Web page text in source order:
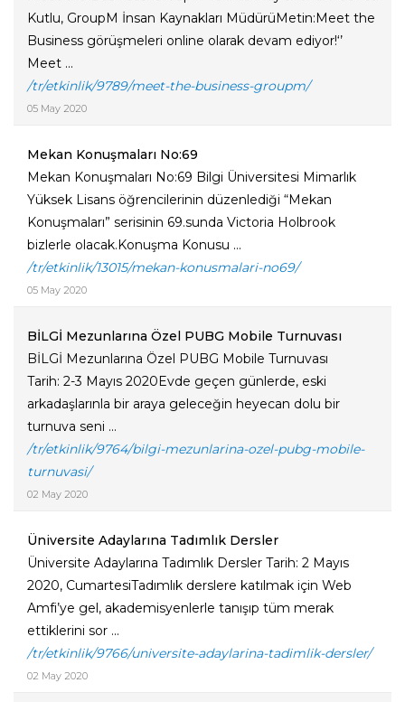
Kutlu, GroupM İnsan Kaynakları MüdürüMetin:Meet the
Business görüşmeleri online olarak devam ediyor!‘’
Meet ...
/tr/etkinlik/9789/meet-the-business-groupm/
05 May 2020
Mekan Konuşmaları No:69
Mekan Konuşmaları No:69 Bilgi Üniversitesi Mimarlık
Yüksek Lisans öğrencilerinin düzenlediği “Mekan
Konuşmaları” serisinin 69.sunda Victoria Holbrook
bizlerle olacak.Konuşma Konusu ...
/tr/etkinlik/13015/mekan-konusmalari-no69/
05 May 2020
BİLGİ Mezunlarına Özel PUBG Mobile Turnuvası
BİLGİ Mezunlarına Özel PUBG Mobile Turnuvası
Tarih: 2-3 Mayıs 2020Evde geçen günlerde, eski
arkadaşlarınla bir araya geleceğin heyecan dolu bir
turnuva seni ...
/tr/etkinlik/9764/bilgi-mezunlarina-ozel-pubg-mobile-
turnuvasi/
02 May 2020
Üniversite Adaylarına Tadımlık Dersler
Üniversite Adaylarına Tadımlık Dersler Tarih: 2 Mayıs
2020, CumartesiTadımlık derslere katılmak için Web
Amfi’ye gel, akademisyenlerle tanışıp tüm merak
ettiklerini sor ...
/tr/etkinlik/9766/universite-adaylarina-tadimlik-dersler/
02 May 2020